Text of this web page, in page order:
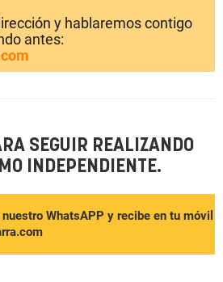
y hablaremos contigo
antes:
SEGUIR REALIZANDO
INDEPENDIENTE.
WhatsAPP y recibe en tu móvil